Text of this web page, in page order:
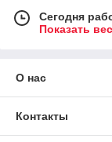
Сегодня
Показать
О нас
Контакты